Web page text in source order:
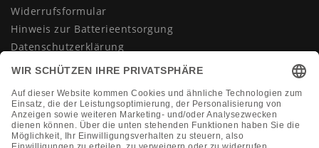
Widerrufsformular
Hinweis zur Batterieentsorgung
Datenschutzerklärung
AGB
Vertrag widerrufen
KONTAKT